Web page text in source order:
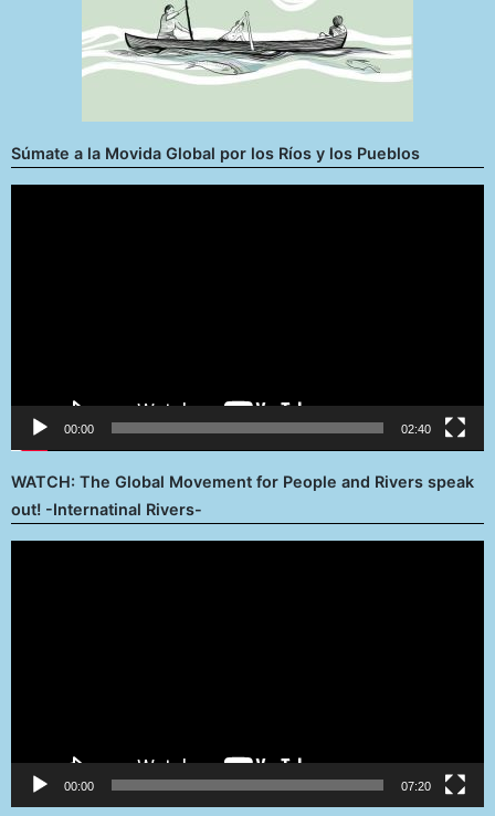
Súmate a la Movida Global por los Ríos y los Pueblos
00:00 02:40
WATCH: The Global Movement for People and Rivers speak
out! -Internatinal Rivers-
00:00 07:20